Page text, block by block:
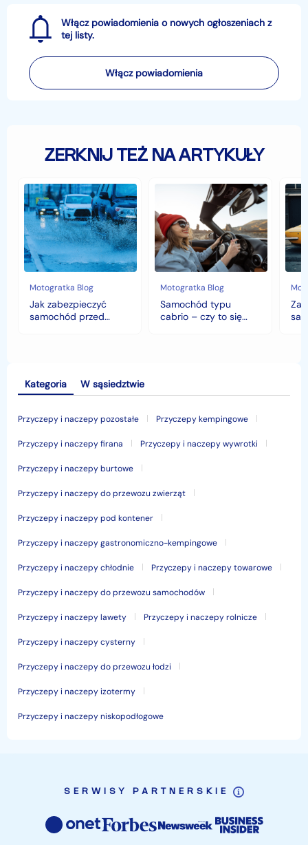
Włącz powiadomienia o nowych ogłoszeniach z
tej listy.
Włącz powiadomienia
ZERKNIJ TEŻ NA ARTYKUŁY
Jak
zabezpieczyć
samochód
przed
jesiennymi
chłodami
i
deszczem?
Motogratka Blog
Jak zabezpieczyć
samochód przed
Samochód
cabrio
–
czy
to
się
opłaca
w
polskim
klimacie?
Motogratka Blog
Samochód typu
cabrio – czy to się
czyli
Kategoria
Przyczepy i naczepy pozostałe Przyczepy kempingowe
Przyczepy i naczepy firana Przyczepy i naczepy wywrotki
Przyczepy i naczepy burtowe
Przyczepy i naczepy do przewozu zwierząt
Przyczepy i naczepy pod kontener
Przyczepy i naczepy gastronomiczno-kempingowe
Przyczepy i naczepy chłodnie Przyczepy i naczepy towarowe
Przyczepy i naczepy do przewozu samochodów
Przyczepy i naczepy lawety Przyczepy i naczepy rolnicze
Przyczepy i naczepy cysterny
Przyczepy i naczepy do przewozu łodzi
Przyczepy i naczepy izotermy
Przyczepy i naczepy niskopodłogowe
W sąsiedztwie
SERWISY PARTNERSKIE